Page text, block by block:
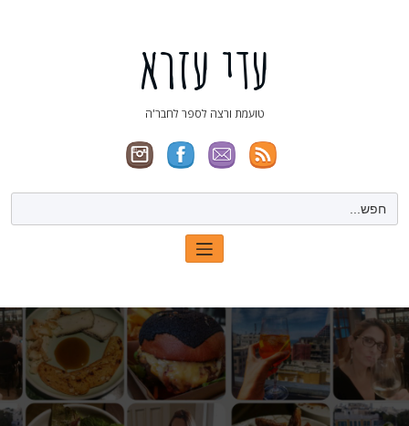
עדי עזרא
טועמת ורצה לספר לחבר'ה
Search
for: